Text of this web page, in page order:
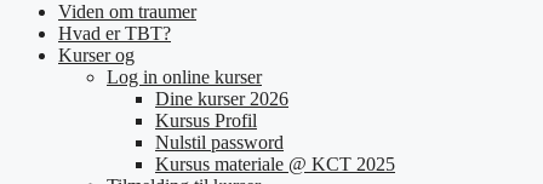
Viden om traumer
Hvad er TBT?
Kurser og
Log in online kurser
Dine kurser 2026
Kursus Profil
Nulstil password
Kursus materiale @ KCT 2025